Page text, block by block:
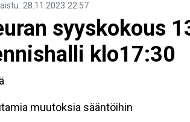
: 28.11.2023 22.57
syyskokous
klo17:30
muutoksia sääntöihin